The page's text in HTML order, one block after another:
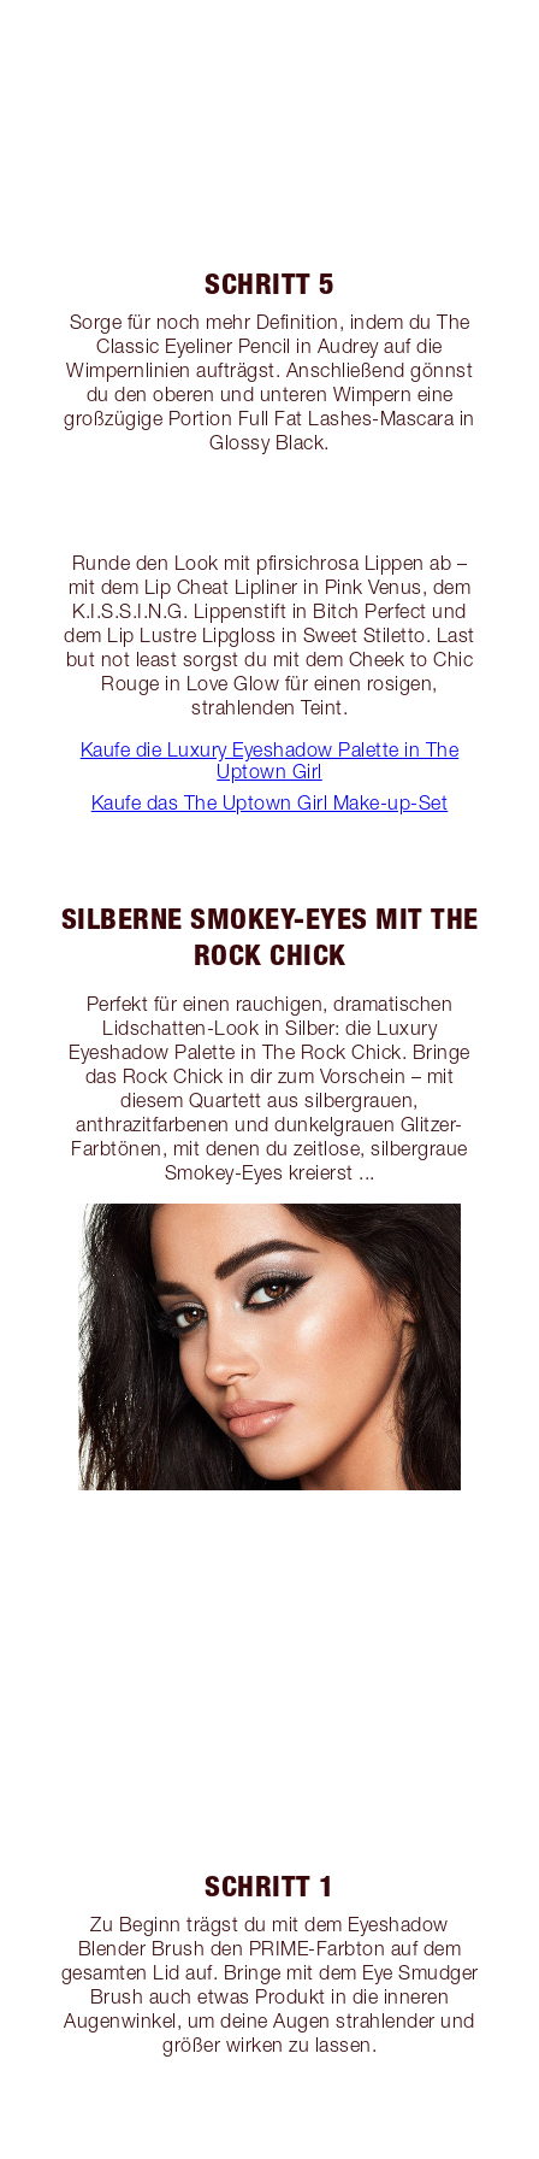
SCHRITT 5
Sorge für noch mehr Definition, indem du The
Classic Eyeliner Pencil in Audrey auf die
Wimpernlinien aufträgst. Anschließend gönnst
du den oberen und unteren Wimpern eine
großzügige Portion Full Fat Lashes-Mascara in
Glossy Black.
Runde den Look mit pfirsichrosa Lippen ab –
mit dem Lip Cheat Lipliner in Pink Venus, dem
K.I.S.S.I.N.G. Lippenstift in Bitch Perfect und
dem Lip Lustre Lipgloss in Sweet Stiletto. Last
but not least sorgst du mit dem Cheek to Chic
Rouge in Love Glow für einen rosigen,
strahlenden Teint.
Kaufe die Luxury Eyeshadow Palette in The
Uptown Girl
Kaufe das The Uptown Girl Make-up-Set
SILBERNE SMOKEY-EYES MIT THE
ROCK CHICK
Perfekt für einen rauchigen, dramatischen
Lidschatten-Look in Silber: die Luxury
Eyeshadow Palette in The Rock Chick. Bringe
das Rock Chick in dir zum Vorschein – mit
diesem Quartett aus silbergrauen,
anthrazitfarbenen und dunkelgrauen Glitzer-
Farbtönen, mit denen du zeitlose, silbergraue
Smokey-Eyes kreierst ...
SCHRITT 1
Zu Beginn trägst du mit dem Eyeshadow
Blender Brush den PRIME-Farbton auf dem
gesamten Lid auf. Bringe mit dem Eye Smudger
Brush auch etwas Produkt in die inneren
Augenwinkel, um deine Augen strahlender und
größer wirken zu lassen.